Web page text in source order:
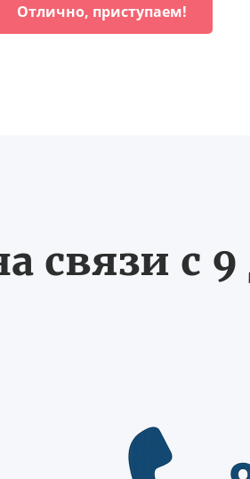
Отлично, приступаем!
связи с 9